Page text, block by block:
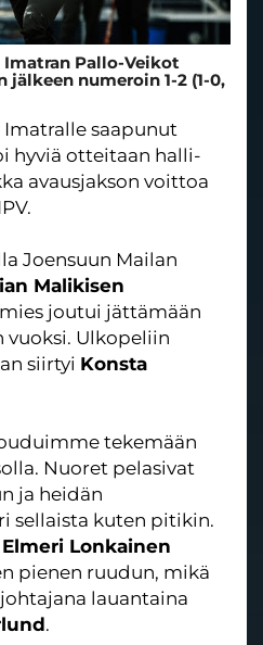
Pallo-Veikot
numeroin 1-2 (1-0,
saapunut
hyviä otteitaan halli-
avausjakson voittoa
Joensuun Mailan
Malikisen
joutui jättämään
vuoksi. Ulkopeliin
siirtyi Konsta
tekemään
Nuoret pelasivat
ja heidän
sellaista kuten pitikin.
Elmeri Lonkainen
pienen ruudun, mikä
lauantaina
.